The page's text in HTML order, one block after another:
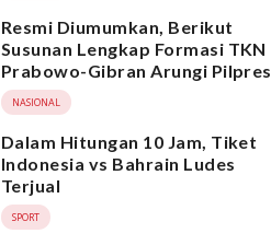
Resmi Diumumkan, Berikut
Susunan Lengkap Formasi TKN
Prabowo-Gibran Arungi Pilpres
2024, Ada Ridwan Kamil hingga
Suami Yenny Wahid
NASIONAL
Dalam Hitungan 10 Jam, Tiket
Indonesia vs Bahrain Ludes
Terjual
SPORT